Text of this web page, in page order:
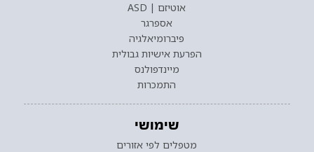
אוטיזם | ASD
אספרגר
פיברומיאלגיה
הפרעת אישיות גבולית
מיינדפולנס
התמכרות
שימושי
מטפלים לפי אזורים